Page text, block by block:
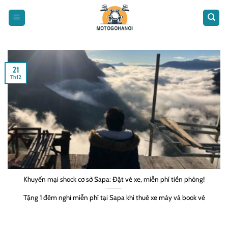
Khuyến mại shock cơ sở Sapa: Đặt vé xe, miễn phí tiền phòng!
Tặng 1 đêm nghỉ miễn phí tại Sapa khi thuê xe máy và book vé
21
Th12